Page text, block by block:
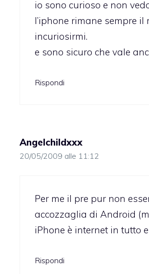
io sono curioso e non
l’iphone rimane sempre
incuriosirmi.
e sono sicuro che vale
Rispondi
Angelchildxxx
20/05/2009 alle 11:12
Per me il pre pur non
accozzaglia di Android
iPhone è internet in tutto
Rispondi